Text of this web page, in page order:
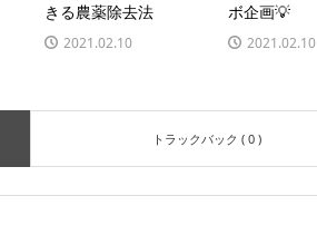
きる農薬除去法
2021.02.10
ボ企画💡
2021.02.10
トラックバック ( 0 )